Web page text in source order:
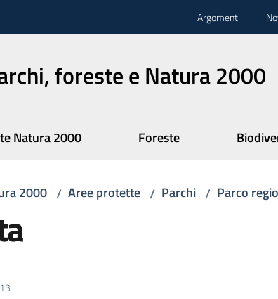
Argomenti
foreste e Natura 2000
Natura 2000 Foreste
2000 / Aree protette / Parchi / Parco